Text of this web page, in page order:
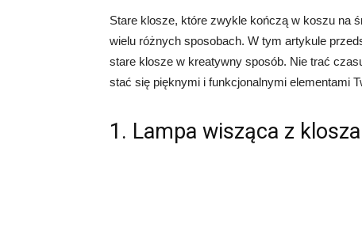
Stare klosze, które zwykle kończą w koszu na
wielu różnych sposobach. W tym artykule
stare klosze w kreatywny sposób. Nie trać
stać się pięknymi i funkcjonalnymi elementami
1. Lampa wisząca z klosza